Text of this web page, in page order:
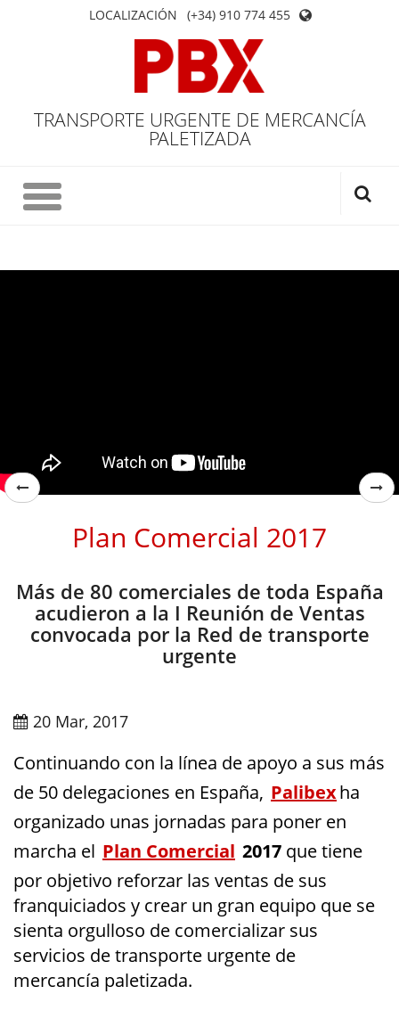
LOCALIZACIÓN (+34) 910 774 455
TRANSPORTE URGENTE DE MERCANCÍA
PALETIZADA
Plan Comercial 2017
Más de 80 comerciales de toda España
acudieron a la I Reunión de Ventas
convocada por la Red de transporte
urgente
20 Mar, 2017
Continuando con la línea de apoyo a sus más
de 50 delegaciones en España, Palibexha
organizado unas jornadas para poner en
marcha el Plan Comercial 2017 que tiene
por objetivo reforzar las ventas de sus
franquiciados y crear un gran equipo que se
sienta orgulloso de comercializar sus
servicios de transporte urgente de
mercancía paletizada.